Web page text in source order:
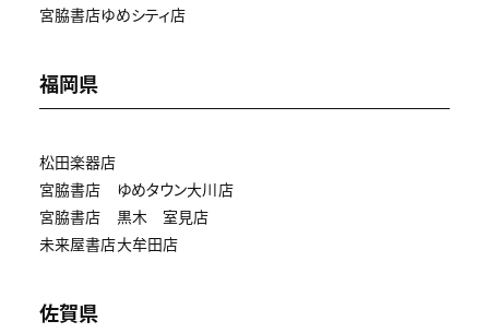
宮脇書店ゆめシティ店
福岡県
松田楽器店
宮脇書店 ゆめタウン大川店
宮脇書店 黒木 室見店
未来屋書店大牟田店
佐賀県